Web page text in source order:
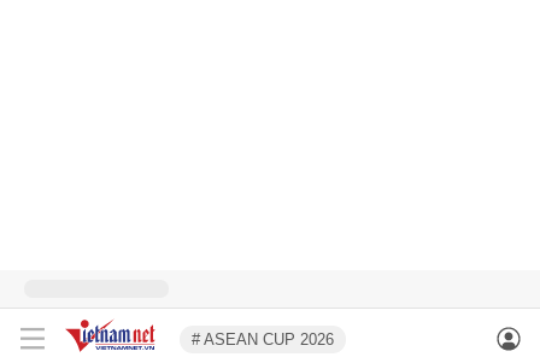
# ASEAN CUP 2026